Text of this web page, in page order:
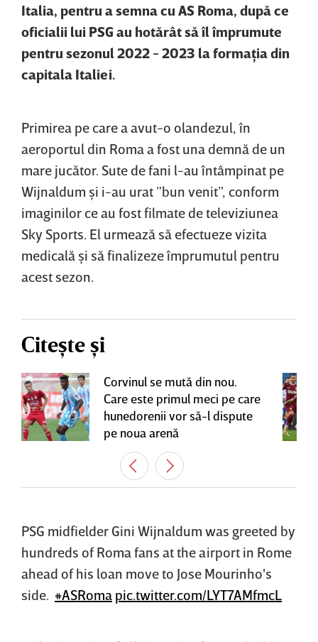
Italia, pentru a semna cu AS Roma, după ce
oficialii lui PSG au hotărât să îl împrumute
pentru sezonul 2022 - 2023 la formaţia din
capitala Italiei.
Primirea pe care a avut-o olandezul, în
aeroportul din Roma a fost una demnă de un
mare jucător. Sute de fani l-au întâmpinat pe
Wijnaldum şi i-au urat ”bun venit”, conform
imaginilor ce au fost filmate de televiziunea
Sky Sports. El urmează să efectueze vizita
medicală şi să finalizeze împrumutul pentru
acest sezon.
Citește și
Corvinul se mută din nou.
Care este primul meci pe care
hunedorenii vor să-l dispute
pe noua arenă
PSG midfielder Gini Wijnaldum was greeted by
hundreds of Roma fans at the airport in Rome
ahead of his loan move to Jose Mourinho's
side. #ASRoma pic.twitter.com/LYT7AMfmcL